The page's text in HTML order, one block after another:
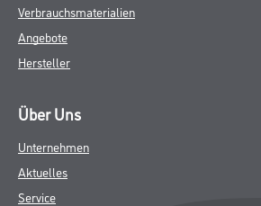
Verbrauchsmaterialien
Angebote
Hersteller
Über Uns
Unternehmen
Aktuelles
Service